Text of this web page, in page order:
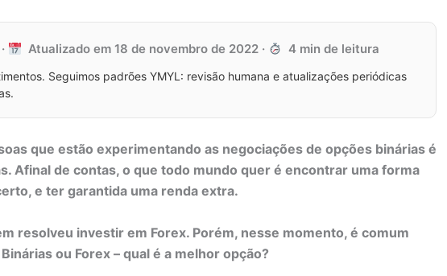
· Atualizado em 18 de novembro de 2022 · 4 min de leitura
Seguimos padrões YMYL: revisão humana e atualizações periódicas
que estão experimentando as negociações de opções binárias é
Afinal de contas, o que todo mundo quer é encontrar uma forma
e ter garantida uma renda extra.
resolveu investir em Forex. Porém, nesse momento, é comum
ou Forex – qual é a melhor opção?